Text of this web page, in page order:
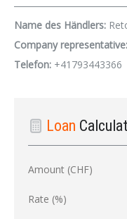
Name des Händlers:
Company representative:
Telefon: +41793443366
Loan
Amount (CHF)
Rate (%)